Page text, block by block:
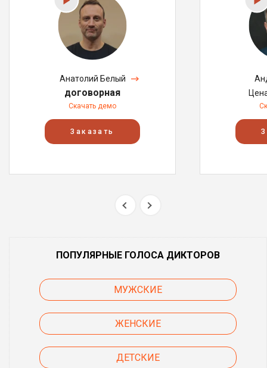
Анатолий Белый
договорная
Скачать демо
Заказать
ПОПУЛЯРНЫЕ ГОЛОСА ДИКТОРОВ
МУЖСКИЕ
ЖЕНСКИЕ
ДЕТСКИЕ